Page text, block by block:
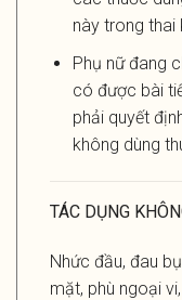
này trong thai
Phụ nữ đang
có được bài
phải quyết
không dùng
TÁC DỤNG
Nhức đầu, đau
mặt, phù ngoại